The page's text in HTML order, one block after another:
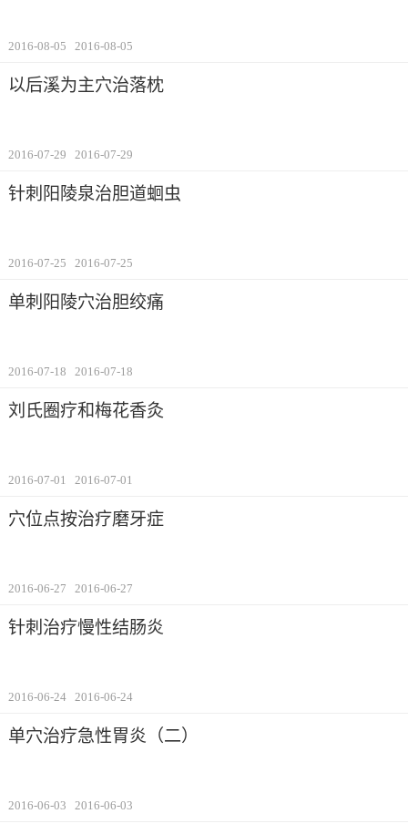
2016-08-05 2016-08-05
以后溪为主穴治落枕
2016-07-29 2016-07-29
针刺阳陵泉治胆道蛔虫
2016-07-25 2016-07-25
单刺阳陵穴治胆绞痛
2016-07-18 2016-07-18
刘氏圈疗和梅花香灸
2016-07-01 2016-07-01
穴位点按治疗磨牙症
2016-06-27 2016-06-27
针刺治疗慢性结肠炎
2016-06-24 2016-06-24
单穴治疗急性胃炎（二）
2016-06-03 2016-06-03